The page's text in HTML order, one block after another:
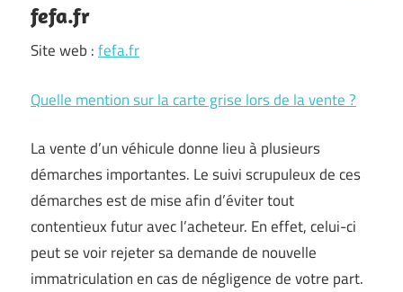
fefa.fr
Site web :fefa.fr
Quelle mention sur la carte grise lors de la vente ?
La vente d’un véhicule donne lieu à plusieurs
démarches importantes. Le suivi scrupuleux de ces
démarches est de mise afin d’éviter tout
contentieux futur avec l’acheteur. En effet, celui-ci
peut se voir rejeter sa demande de nouvelle
immatriculation en cas de négligence de votre part.